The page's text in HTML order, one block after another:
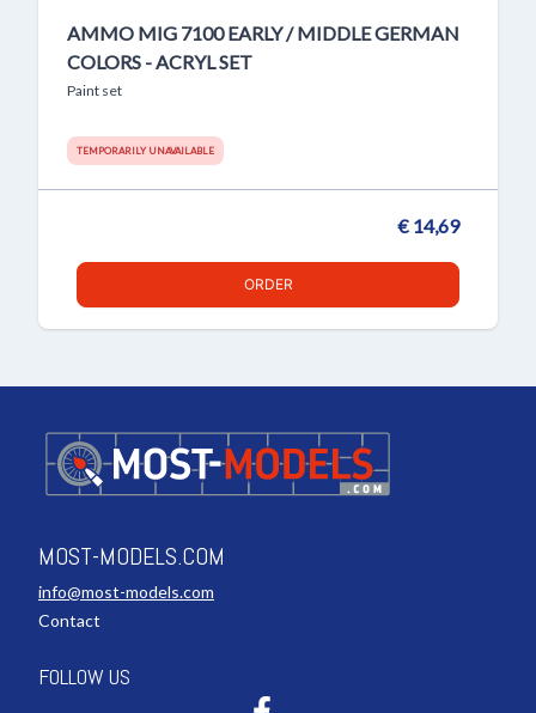
AMMO MIG 7100 EARLY / MIDDLE GERMAN
COLORS - ACRYL SET
Paint set
TEMPORARILY UNAVAILABLE
€ 14,69
ORDER
MOST-MODELS.COM
info@most-models.com
Contact
FOLLOW US